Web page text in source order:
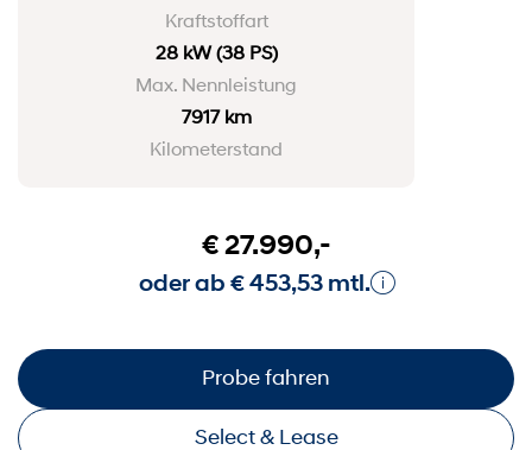
Kraftstoffart
28 kW (38 PS)
Max. Nennleistung
7917 km
Kilometerstand
€ 27.990,-
oder ab € 453,53 mtl.
Probe fahren
Select & Lease